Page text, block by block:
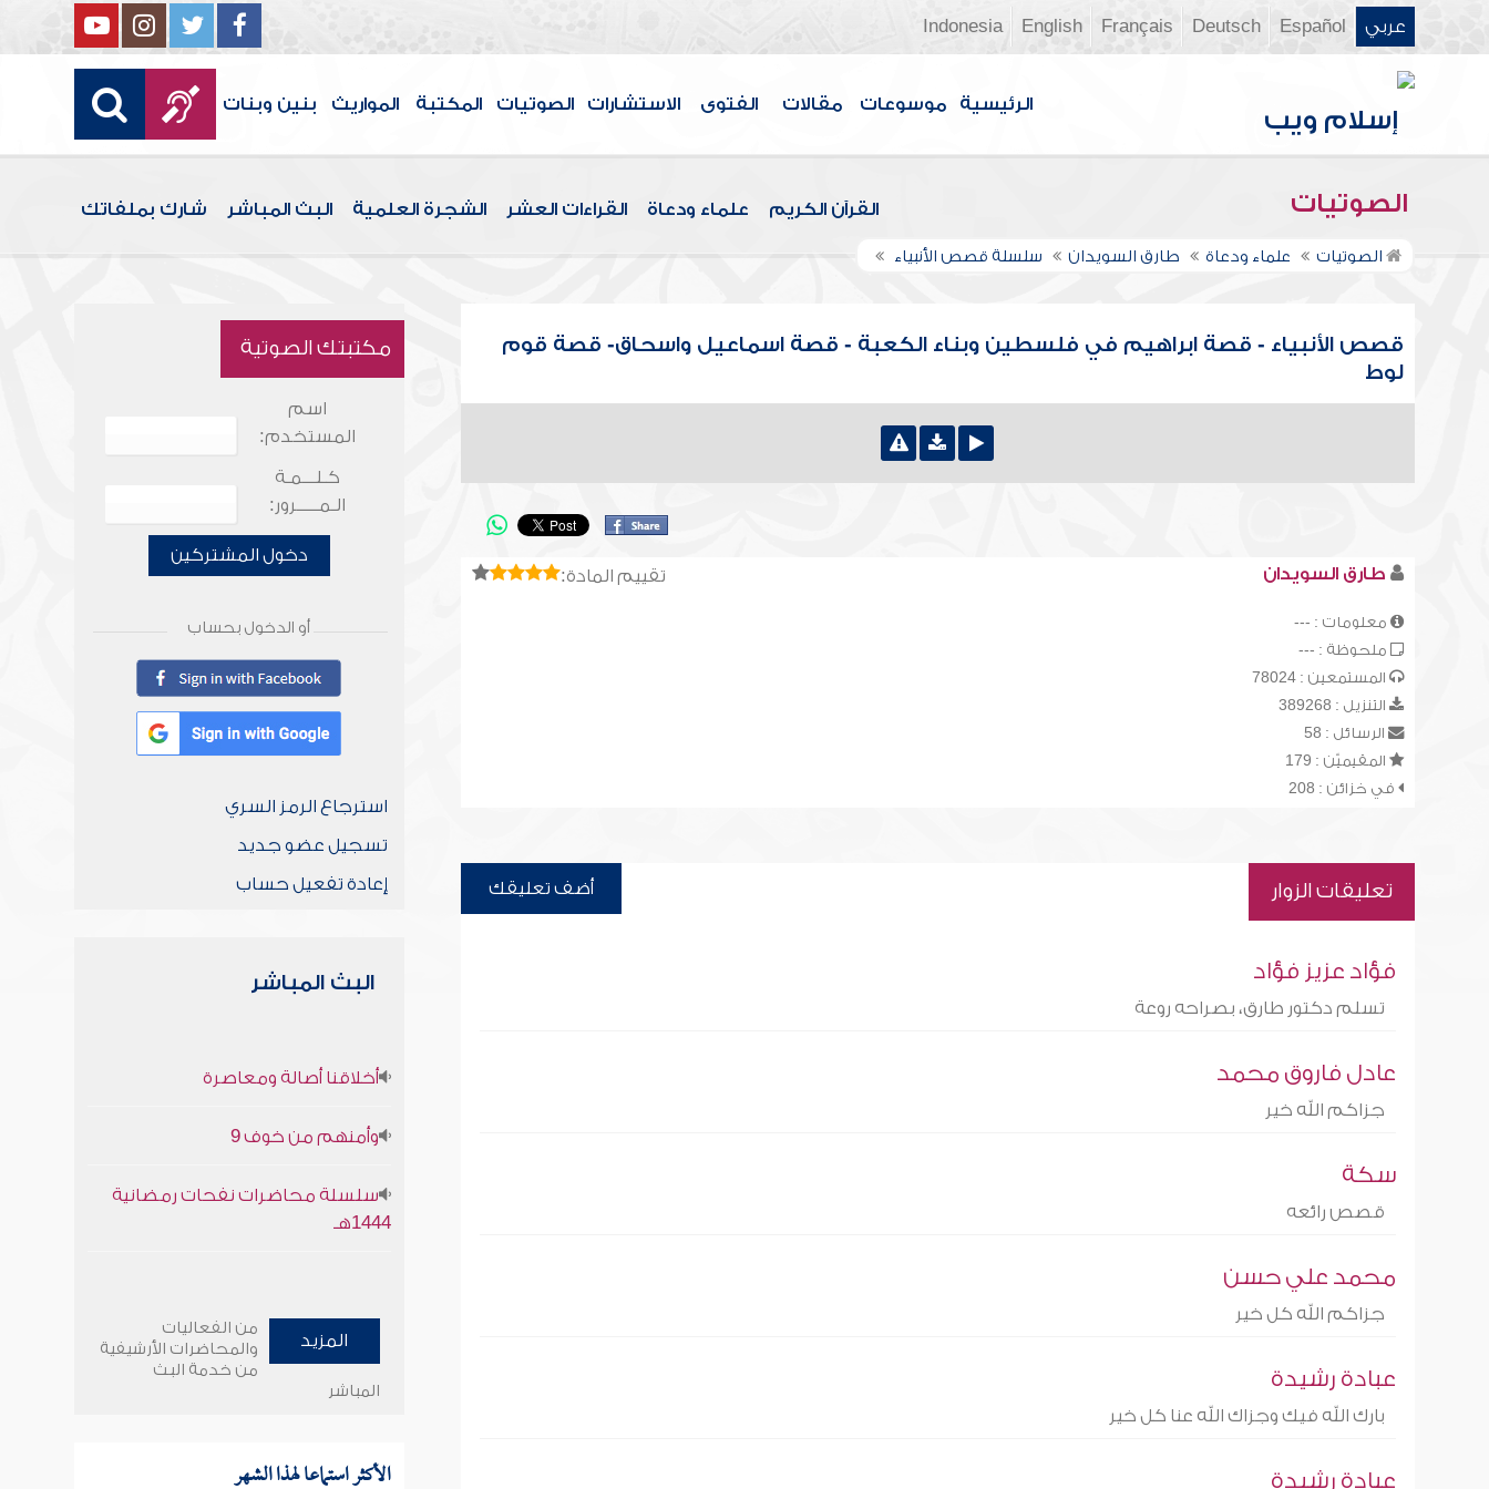
عربي Español
Deutsch
Français
English
Indonesia
الرئيسية موسوعات مقالات الفتوى الاستشارات الصوتيات المكتبة المواريث بنين وبنات
الصوتيات القرآن الكريم علماء ودعاة القراءات العشر الشجرة العلمية البث المباشر شارك بملفاتك
الصوتيات علماء ودعاة طارق السويدان سلسلة قصص الأنبياء
قصص الأنبياء - قصة ابراهيم في فلسطين وبناء الكعبة - قصة اسماعيل واسحاق- قصة قوم
لوط
تقييم المادة: طارق السويدان
معلومات : ---
ملحوظة : ---
المستمعين : 78024
التنزيل : 389268
الرسائل : 58
المقيميّن : 179
في خزائن : 208
تعليقات الزوار أضف تعليقك
فؤاد عزيز فؤاد
تسلم دكتور طارق، بصراحه روعة
عادل فاروق محمد
جزاكم الله خير
سكة
قصص رائعه
محمد علي حسن
جزاكم الله كل خير
عبادة رشيدة
بارك الله فيك وجزاك الله عنا كل خير
عبادة رشيدة
مكتبتك الصوتية
اسم
المستخدم:
كـلـــمـة
الـمـــــرور:
دخول المشتركين
أو الدخول بحساب
استرجاع الرمز السري
تسجيل عضو جديد
إعادة تفعيل حساب
البث المباشر
أخلاقنا أصالة ومعاصرة
وأمنهم من خوف 9
سلسلة محاضرات نفحات رمضانية
1444هـ
المزيد
من الفعاليات
والمحاضرات الأرشيفية
من خدمة البث
المباشر
الأكثر استماعا لهذا الشهر